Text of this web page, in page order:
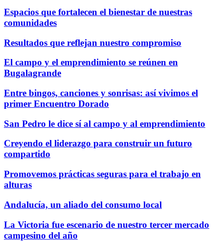
Espacios que fortalecen el bienestar de nuestras
comunidades
Resultados que reflejan nuestro compromiso
El campo y el emprendimiento se reúnen en
Bugalagrande
Entre bingos, canciones y sonrisas: así vivimos el
primer Encuentro Dorado
San Pedro le dice sí al campo y al emprendimiento
Creyendo el liderazgo para construir un futuro
compartido
Promovemos prácticas seguras para el trabajo en
alturas
Andalucía, un aliado del consumo local
La Victoria fue escenario de nuestro tercer mercado
campesino del año